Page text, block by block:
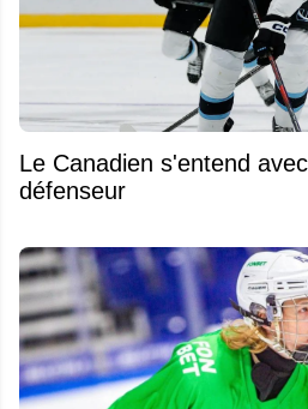
Le Canadien s'entend
défenseur